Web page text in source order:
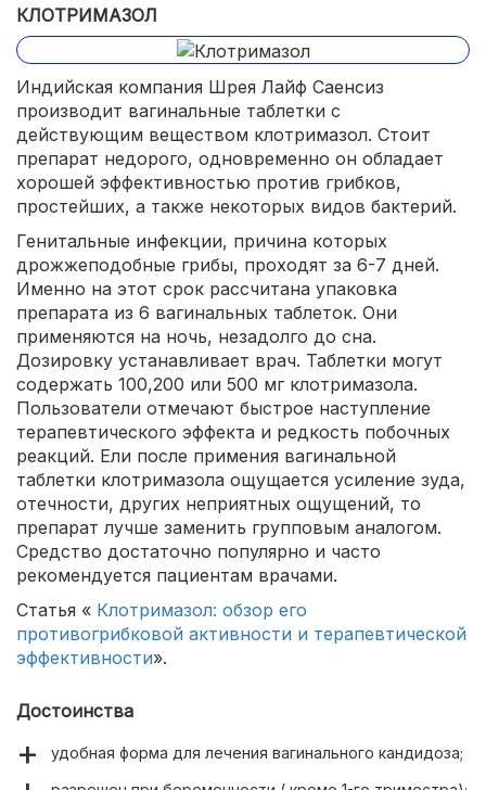
КЛОТРИМАЗОЛ
Индийская компания Шрея Лайф Саенсиз
производит вагинальные таблетки с
действующим веществом клотримазол. Стоит
препарат недорого, одновременно он обладает
хорошей эффективностью против грибков,
простейших, а также некоторых видов бактерий.
Генитальные инфекции, причина которых
дрожжеподобные грибы, проходят за 6-7 дней.
Именно на этот срок рассчитана упаковка
препарата из 6 вагинальных таблеток. Они
применяются на ночь, незадолго до сна.
Дозировку устанавливает врач. Таблетки могут
содержать 100,200 или 500 мг клотримазола.
Пользователи отмечают быстрое наступление
терапевтического эффекта и редкость побочных
реакций. Ели после примения вагинальной
таблетки клотримазола ощущается усиление зуда,
отечности, других неприятных ощущений, то
препарат лучше заменить групповым аналогом.
Средство достаточно популярно и часто
рекомендуется пациентам врачами.
Статья « Клотримазол: обзор его
противогрибковой активности и терапевтической
эффективности».
Достоинства
удобная форма для лечения вагинального кандидоза;